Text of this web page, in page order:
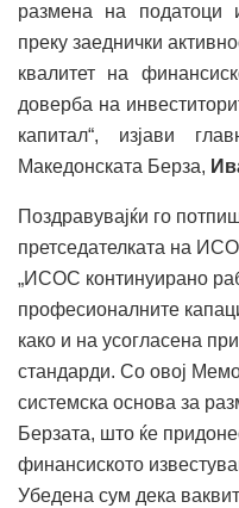
размена на податоци
преку заеднички
квалитет на
доверба на
капитал“, изјави
Македонската Берза,
Поздравувајќи го
претседателката на
„ИСОС континуирано
професионалните
како и на усогласена
стандарди. Со овој
системска основа за
Берзата, што ќе
финансиското
Убедена сум дека